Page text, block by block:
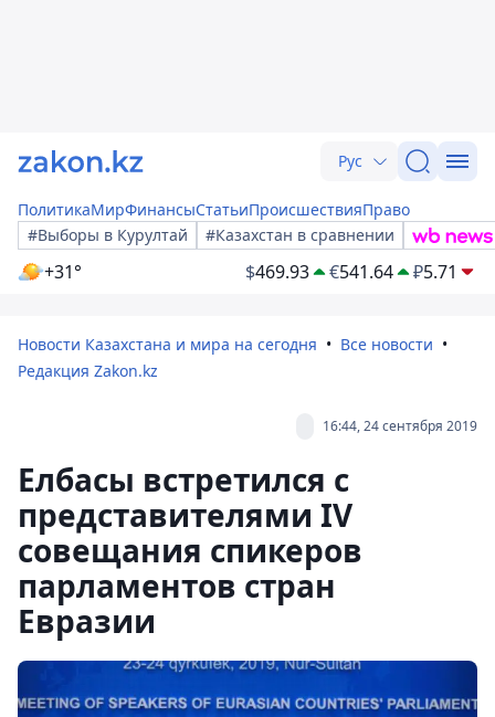
Рус
ПолитикаМирФинансыСтатьиПроисшествияПраво
#Выборы в Курултай
#Казахстан в сравнении
+31° $469.93 €541.64 ₽5.71
Новости Казахстана и мира на сегодня
Все новости
Редакция Zakon.kz
16:44, 24 сентября 2019
Елбасы встретился с
представителями IV
совещания спикеров
парламентов стран
Евразии